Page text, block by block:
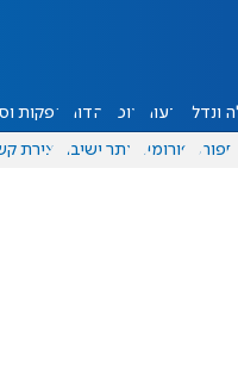
ונדל"ן דעות אוכל יהדות הפקות
ספורט פורומים אתר ישיבה יצירת